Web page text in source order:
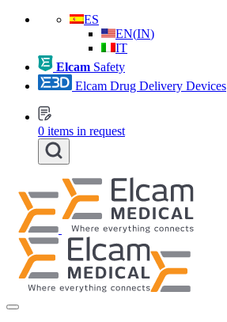
ES
EN(IN)
IT
Elcam Safety
Elcam Drug Delivery Devices
0 items in request